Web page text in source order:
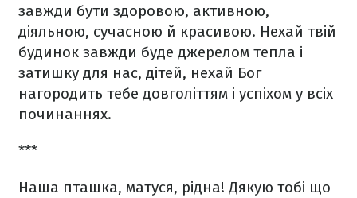
завжди бути здоровою, активною,
діяльною, сучасною й красивою. Нехай твій
будинок завжди буде джерелом тепла і
затишку для нас, дітей, нехай Бог
нагородить тебе довголіттям і успіхом у всіх
починаннях.
***
Наша пташка, матуся, рідна! Дякую тобі що